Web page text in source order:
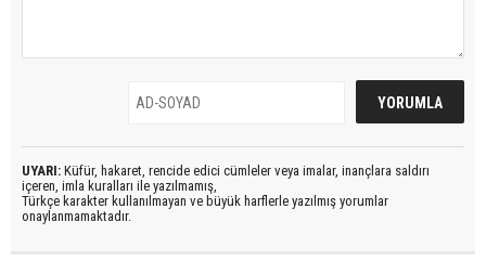
UYARI: Küfür, hakaret, rencide edici cümleler veya imalar, inançlara saldırı
içeren, imla kuralları ile yazılmamış,
Türkçe karakter kullanılmayan ve büyük harflerle yazılmış yorumlar
onaylanmamaktadır.